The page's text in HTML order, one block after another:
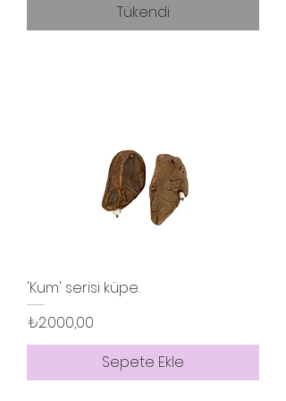
Tükendi
'Kum' serisi küpe.
Fiyat
₺2.000,00
Sepete Ekle